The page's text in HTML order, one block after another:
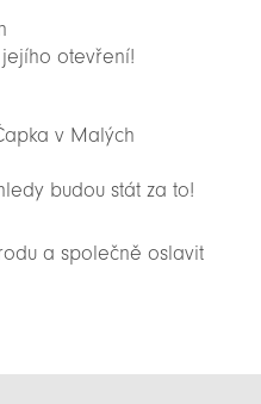
otevření!
v Malých
budou stát za to!
a společně oslavit